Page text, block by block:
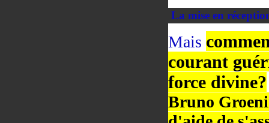
La mise en
Mais
courant
force divine?
Bruno